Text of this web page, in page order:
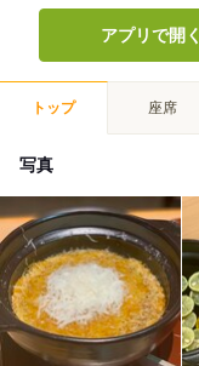
アプリで開く
トップ 座席
写真